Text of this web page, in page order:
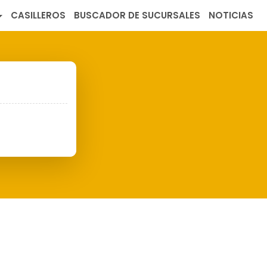
CASILLEROS BUSCADOR DE SUCURSALES NOTICIAS